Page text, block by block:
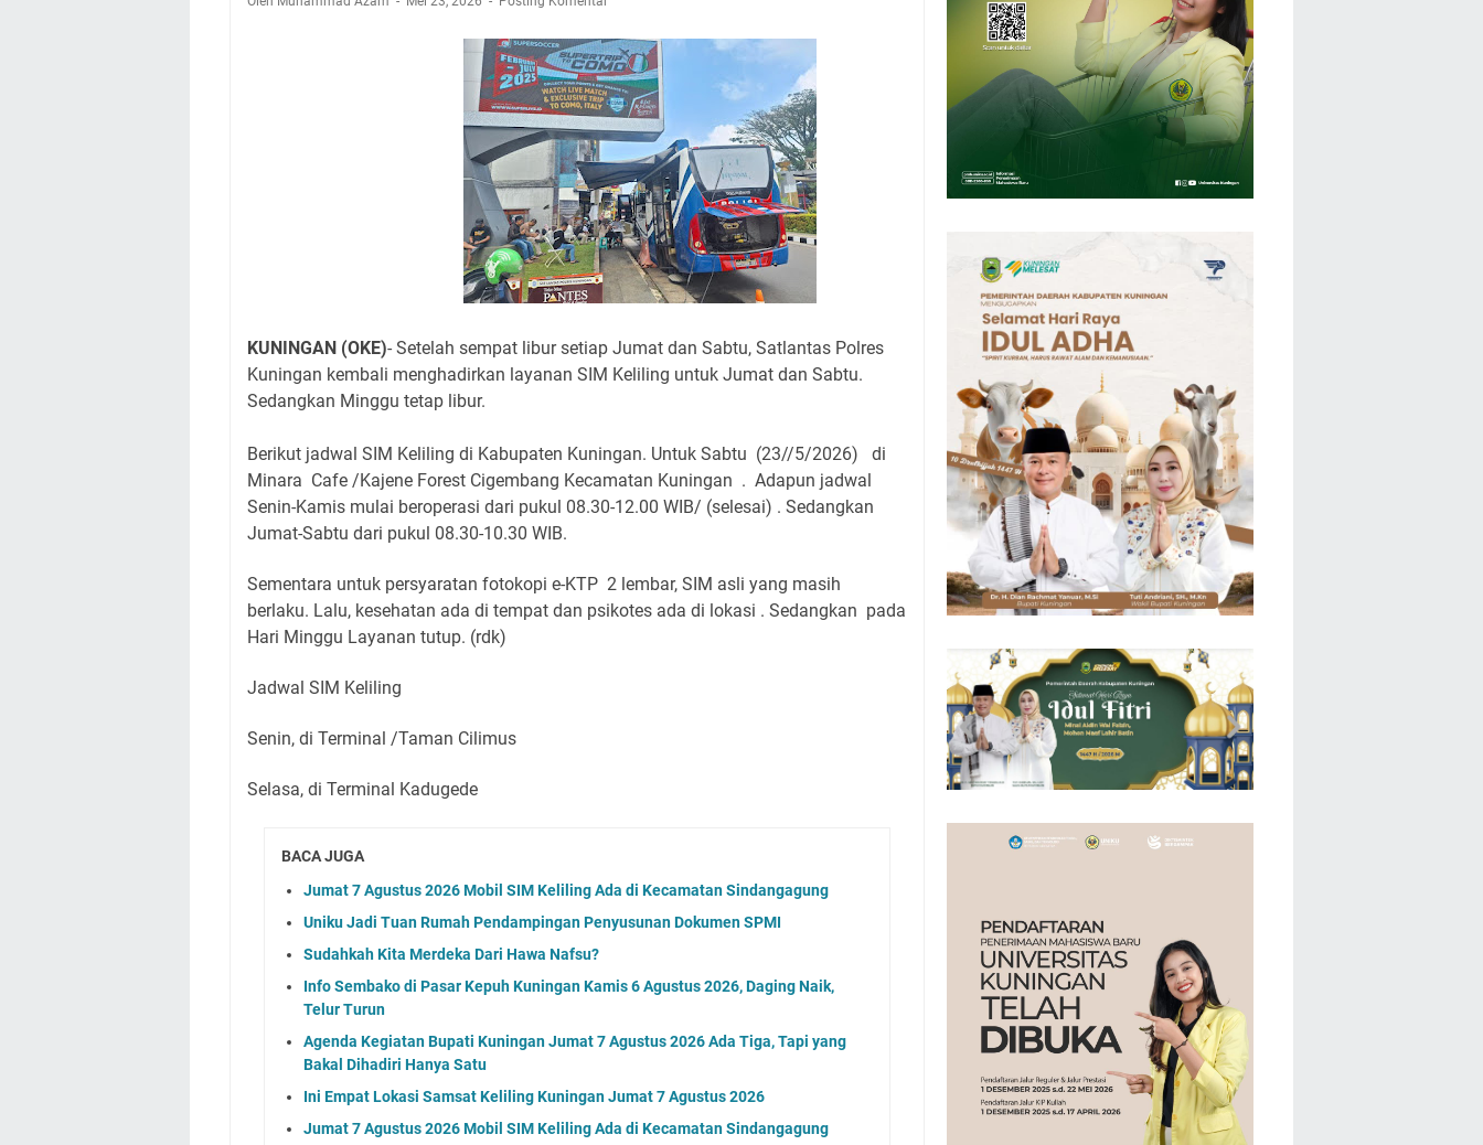
Kamuning Salurakan 12 Ribu Liter
Uniku Jadi Tuan Rumah Pendampingan Penyusunan Dokumen SPMI
Sudahkah Kita Merdeka Dari Hawa Nafsu?
Info Sembako di Pasar Kepuh Kuningan Kamis 6 Agustus 2026, Daging Naik, Telur Turun
Agenda Kegiatan Bupati Kuningan Jumat 7 Agustus 2026 Ada Tiga, Tapi yang Bakal Dihadiri
KUNINGAN (OKE)- Setelah sempat libur setiap Jumat dan Sabtu, Satlantas Polres
Kuningan kembali menghadirkan layanan SIM Keliling untuk Jumat dan Sabtu.
Sedangkan Minggu tetap libur.
Berikut jadwal SIM Keliling di Kabupaten Kuningan. Untuk Sabtu (23//5/2026)
di
Minara Cafe /Kajene Forest Cigembang Kecamatan Kuningan . Adapun jadwal
Senin-Kamis mulai beroperasi dari pukul 08.30-12.00 WIB/ (selesai) . Sedangkan
Jumat-Sabtu dari pukul 08.30-10.30 WIB.
Sementara untuk persyaratan fotokopi e-KTP 2 lembar, SIM asli yang masih
berlaku. Lalu, kesehatan ada di tempat dan psikotes ada di lokasi . Sedangkan pada
Hari Minggu Layanan tutup. (rdk)
Jadwal SIM Keliling
Senin, di Terminal /Taman Cilimus
Selasa, di Terminal Kadugede
BACA JUGA
Jumat 7 Agustus 2026 Mobil SIM Keliling Ada di Kecamatan Sindangagung
Uniku Jadi Tuan Rumah Pendampingan Penyusunan Dokumen SPMI
Sudahkah Kita Merdeka Dari Hawa Nafsu?
Info Sembako di Pasar Kepuh Kuningan Kamis 6 Agustus 2026, Daging Naik,
Telur Turun
Agenda Kegiatan Bupati Kuningan Jumat 7 Agustus 2026 Ada Tiga, Tapi yang
Bakal Dihadiri Hanya Satu
Ini Empat Lokasi Samsat Keliling Kuningan Jumat 7 Agustus 2026
Jumat 7 Agustus 2026 Mobil SIM Keliling Ada di Kecamatan Sindangagung